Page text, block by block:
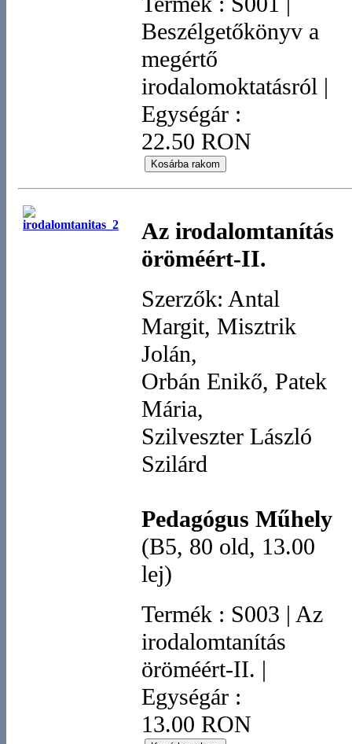
Beszélgetőkönyv a
megértő
irodalomoktatásról |
Egységár :
22.50 RON
Az irodalomtanítás
öröméért-II.
Szerzők: Antal
Margit, Misztrik
Jolán,
Orbán Enikő, Patek
Mária,
Szilveszter László
Szilárd
Pedagógus Műhely
(B5, 80 old, 13.00
lej)
Termék : S003 | Az
irodalomtanítás
öröméért-II. |
Egységár :
13.00 RON